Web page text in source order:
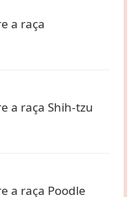
a raça
a raça Shih-tzu
a raça Poodle